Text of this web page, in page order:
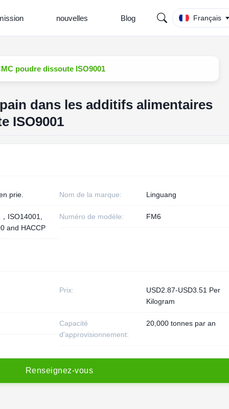
nouvelles Blog Français
poudre dissoute ISO9001
dans les additifs alimentaires
ISO9001
prie. Nom de la marque: Linguang
ISO14001,
and HACCP
Numéro de modèle: FM6
Prix:
USD2.87-USD3.51 Per
Kilogram
Capacité
d'approvisionnement:
20,000 tonnes par an
Renseignez-vous